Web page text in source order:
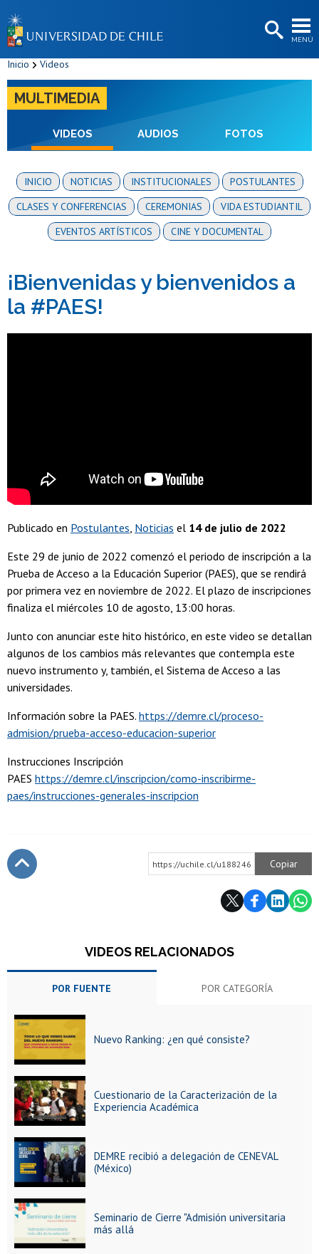
MENÚ
BIBLIOTECAS
Estudiantes
Funcionarias/os
Egresadas/os
Inicio Videos
MULTIMEDIA
VIDEOS AUDIOS FOTOS
INICIO NOTICIAS INSTITUCIONALES
POSTULANTES
CLASES Y CONFERENCIAS
CEREMONIAS
VIDA ESTUDIANTIL
EVENTOS ARTÍSTICOS
CINE Y DOCUMENTAL
¡Bienvenidas y bienvenidos a
la #PAES!
Publicado en Postulantes Noticias el 14 de julio de 2022
Este 29 de junio de 2022 comenzó el periodo de inscripción a la
Prueba de Acceso a la Educación Superior (PAES), que se rendirá
por primera vez en noviembre de 2022. El plazo de inscripciones
finaliza el miércoles 10 de agosto, 13:00 horas.
Junto con anunciar este hito histórico, en este video se detallan
algunos de los cambios más relevantes que contempla este
nuevo instrumento y, también, el Sistema de Acceso a las
universidades.
Información sobre la PAES. https://demre.cl/proceso-
admision/prueba-acceso-educacion-superior
Instrucciones Inscripción
PAES https://demre.cl/inscripcion/como-inscribirme-
paes/instrucciones-generales-inscripcion
https://uchile.cl/u188246 Copiar
VIDEOS RELACIONADOS
POR FUENTE POR CATEGORÍA
Nuevo Ranking: ¿en qué consiste?
Cuestionario de la Caracterización de la
Experiencia Académica
DEMRE recibió a delegación de CENEVAL
(México)
Seminario de Cierre "Admisión universitaria
más allá